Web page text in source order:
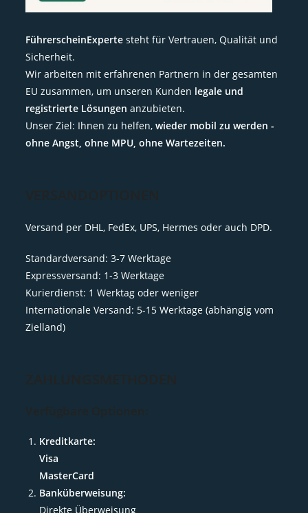
FührerscheinExperte steht für Vertrauen, Qualität und
Sicherheit.
Wir arbeiten mit erfahrenen Partnern in der gesamten
EU zusammen, um unseren Kunden legale und
registrierte Lösungen anzubieten.
Unser Ziel: Ihnen zu helfen,wieder mobil zu werden -
ohne Angst, ohne MPU, ohne Wartezeiten.
Versand per DHL, FedEx, UPS, Hermes oder auch DPD.
Standardversand: 3-7 Werktage
Expressversand: 1-3 Werktage
Kurierdienst: 1 Werktag oder weniger
Internationale Versand: 5-15 Werktage (abhängig vom
Zielland)
Kreditkarte:
Visa
MasterCard
Banküberweisung:
Direkte Überweisung